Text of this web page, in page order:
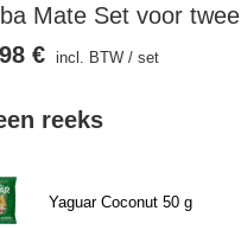
Mate Set voor twee
reeks
Yaguar Coconut 50 g
€ incl. BTW /set